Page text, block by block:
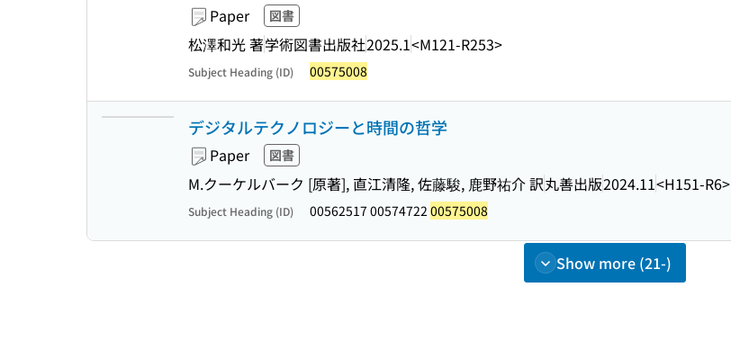
Paper 図書
松澤和光 著学術図書出版社2025.1<M121-R253>
Subject Heading (ID) 00575008
デジタルテクノロジーと時間の哲学
Paper 図書
M.クーケルバーク [原著], 直江清隆, 佐藤駿, 鹿野祐介 訳丸善出版2024.11<H151-R6>
Subject Heading (ID) 00562517 00574722 00575008
Show more (21-)